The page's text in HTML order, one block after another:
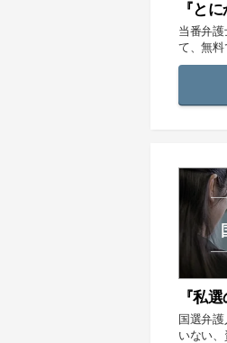
『と
当番弁
て、無料
『私
国選弁
いない、